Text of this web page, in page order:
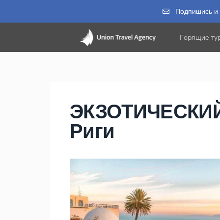
Подпишись и
Горящие
Риги